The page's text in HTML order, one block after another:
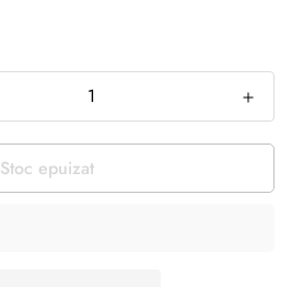
Stoc epuizat